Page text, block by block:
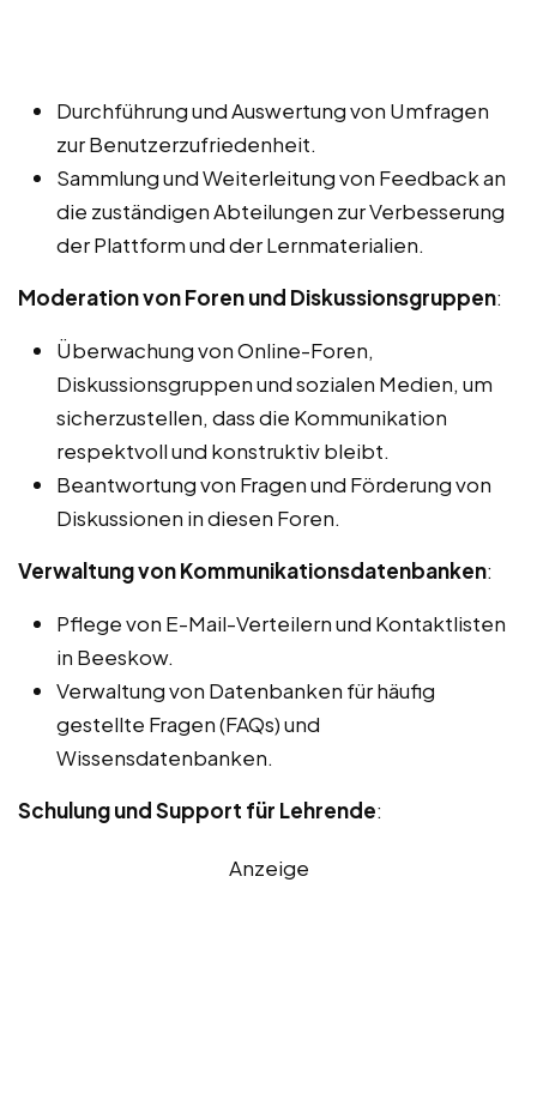
Durchführung und Auswertung von Umfragen
zur Benutzerzufriedenheit.
Sammlung und Weiterleitung von Feedback an
die zuständigen Abteilungen zur Verbesserung
der Plattform und der Lernmaterialien.
Moderation von Foren und Diskussionsgruppen:
Überwachung von Online-Foren,
Diskussionsgruppen und sozialen Medien, um
sicherzustellen, dass die Kommunikation
respektvoll und konstruktiv bleibt.
Beantwortung von Fragen und Förderung von
Diskussionen in diesen Foren.
Verwaltung von Kommunikationsdatenbanken:
Pflege von E-Mail-Verteilern und Kontaktlisten
in Beeskow.
Verwaltung von Datenbanken für häufig
gestellte Fragen (FAQs) und
Wissensdatenbanken.
Schulung und Support für Lehrende:
Anzeige